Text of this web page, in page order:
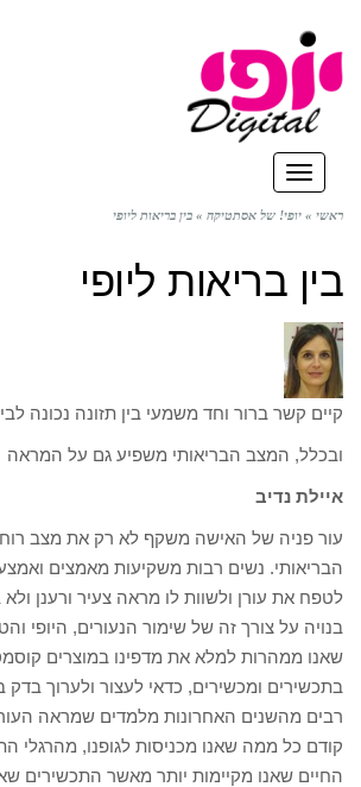
תפריט
ראשי » יופי! של אסתטיקה » בין בריאות ליופי
בין בריאות ליופי
קיים קשר ברור וחד משמעי בין תזונה נכונה
ובכלל, המצב הבריאותי משפיע גם על המראה
איילת נדיב
עור פניה של האישה משקף לא רק את מצב
הבריאותי. נשים רבות משקיעות מאמצים
לטפח את עורן ולשוות לו מראה צעיר ורענן
בנויה על צורך זה של שימור הנעורים, היופי
שאנו ממהרות למלא את מדפינו במוצרים
בתכשירים ומכשירים, כדאי לעצור ולערוך בדק
רבים מהשנים האחרונות מלמדים שמראה העור
קודם כל ממה שאנו מכניסות לגופנו, מהרגלי
החיים שאנו מקיימות יותר מאשר התכשירים